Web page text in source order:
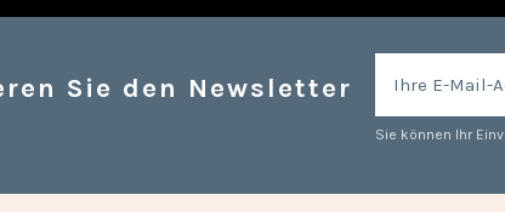
Sie den Newsletter
Sie können Ihr